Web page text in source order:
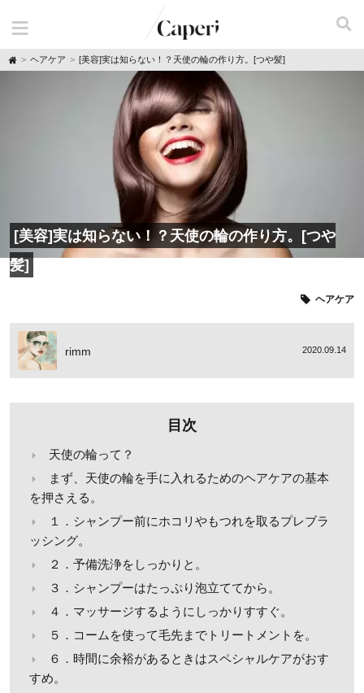
H
o
ヘアケア [美容]実は知らない！？天使の輪の作り方。[つや髪]
[美容]実は知らない！？天使の輪の作り方。[つや
髪]
ヘアケア
rimm 2020.09.14
目次
天使の輪って？
まず、天使の輪を手に入れるためのヘアケアの基本
を押さえる。
１．シャンプー前にホコリやもつれを取るプレブラ
ッシング。
２．予備洗浄をしっかりと。
３．シャンプーはたっぷり泡立ててから。
４．マッサージするようにしっかりすすぐ。
５．コームを使って毛先までトリートメントを。
６．時間に余裕があるときはスペシャルケアがおす
すめ。